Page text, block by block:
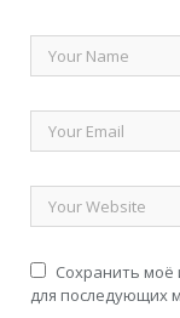
Сохранить моё
для последующих